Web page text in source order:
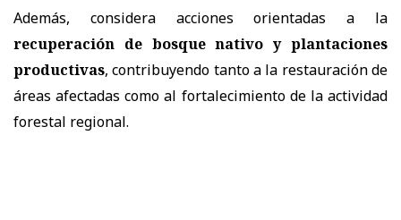
Además, considera acciones orientadas a la
recuperación de bosque nativo y plantaciones
productivas, contribuyendo tanto a la restauración de
áreas afectadas como al fortalecimiento de la actividad
forestal regional.